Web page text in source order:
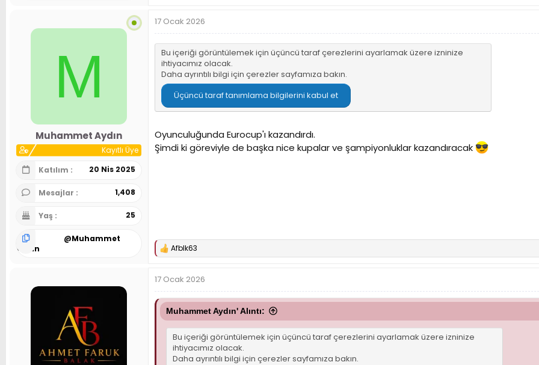
k
i
l
e
M
Muhammet Aydın
Kayıtlı Üye
Katılım
20 Nis 2025
Mesajlar 1,408
Yaş 25
@Muhammet
Aydın
17 Ocak 2026
Bu içeriği görüntülemek için üçüncü taraf çerezlerini ayarlamak üzere izninize
ihtiyacımız olacak.
Daha ayrıntılı bilgi için çerezler sayfamıza bakın.
Üçüncü taraf tanımlama bilgilerini kabul et
Oyunculuğunda Eurocup'ı kazandırdı.
Şimdi ki göreviyle de başka nice kupalar ve şampiyonluklar kazandıracak
T
k
i
l
e
r
Afblk63
17 Ocak 2026
Muhammet Aydın' Alıntı:
Bu içeriği görüntülemek için üçüncü taraf çerezlerini ayarlamak üzere izninize
ihtiyacımız olacak.
Daha ayrıntılı bilgi için çerezler sayfamıza bakın.